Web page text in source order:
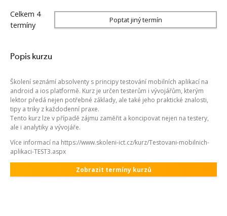
Celkem 4
termíny
Poptat jiný termín
Popis kurzu
Školení seznámí absolventy s principy testování mobilních aplikací na
android a ios platformě. Kurz je určen testerům i vývojářům, kterým
lektor předá nejen potřebné základy, ale také jeho praktické znalosti,
tipy a triky z každodenní praxe.
Tento kurz lze v případě zájmu zaměřit a koncipovat nejen na testery,
ale i analytiky a vývojáře.
Více informací na https://www.skoleni-ict.cz/kurz/Testovani-mobilnich-
aplikaci-TEST3.aspx
Zobrazit termíny kurzů